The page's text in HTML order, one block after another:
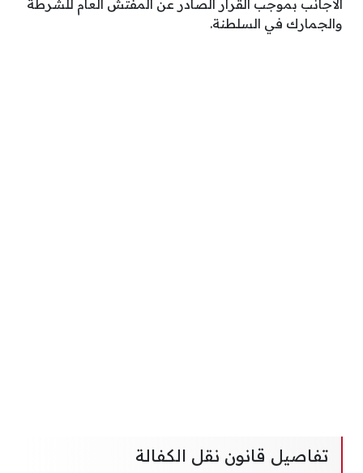
الأجانب بموجب القرار الصادر عن المفتش العام للشرطة
والجمارك في السلطنة.
تفاصيل قانون نقل الكفالة